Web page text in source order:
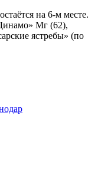
на 6-м месте.
Мг (62),
ястребы» (по